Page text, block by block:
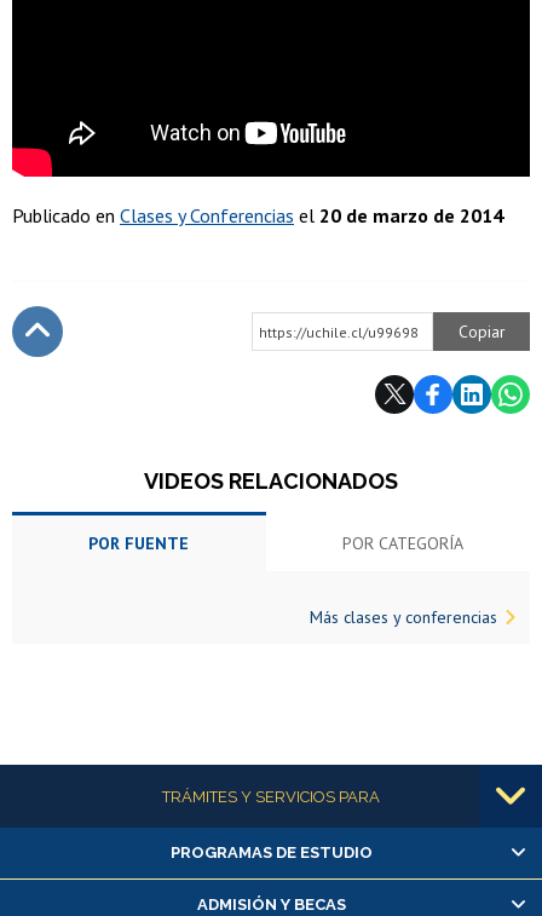
Publicado en Clases y Conferencias el 20 de marzo de 2014
https://uchile.cl/u99698 Copiar
VIDEOS RELACIONADOS
POR FUENTE POR CATEGORÍA
Más clases y conferencias
Más informaciónTRÁMITES Y SERVICIOS PARA
Alumnas/os y exalumnas/os
Matrícula en línea
PROGRAMAS DE ESTUDIO
ADMISIÓN Y BECAS